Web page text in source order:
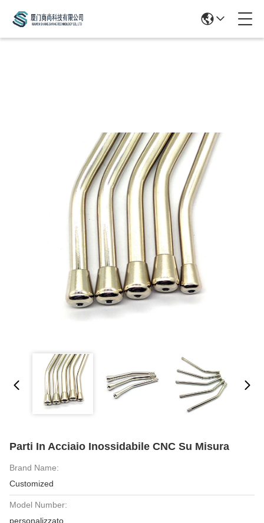
Parti In Acciaio Inossidabile CNC Su Misura
Brand Name:
Customized
Model Number:
personalizzato